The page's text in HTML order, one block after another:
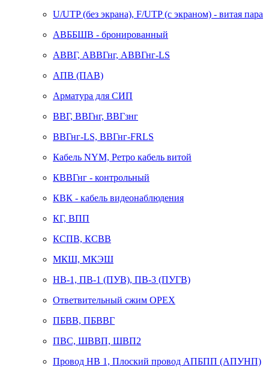
U/UTP (без экрана), F/UTP (с экраном) - витая пара
АВББШВ - бронированный
АВВГ, АВВГнг, АВВГнг-LS
АПВ (ПАВ)
Арматура для СИП
ВВГ, ВВГнг, ВВГзнг
ВВГнг-LS, ВВГнг-FRLS
Кабель NYM, Ретро кабель витой
КВВГнг - контрольный
КВК - кабель видеонаблюдения
КГ, ВПП
КСПВ, КСВВ
МКШ, МКЭШ
НВ-1, ПВ-1 (ПУВ), ПВ-3 (ПУГВ)
Ответвительный сжим ОРЕХ
ПБВВ, ПБВВГ
ПВС, ШВВП, ШВП2
Провод НВ 1, Плоский провод АПБПП (АПУНП)